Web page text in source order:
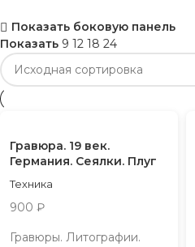
Показать боковую панель
Показать 9 12 18 24
Гравюра. 19 век.
Германия. Сеялки. Плуг
Техника
900 ₽
Гравюры. Литографии.